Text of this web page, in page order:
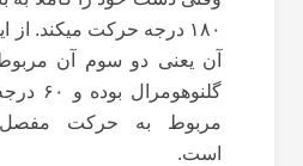
آن یعنی دو سوم آن
مربوط به حرکت مفصل
است.